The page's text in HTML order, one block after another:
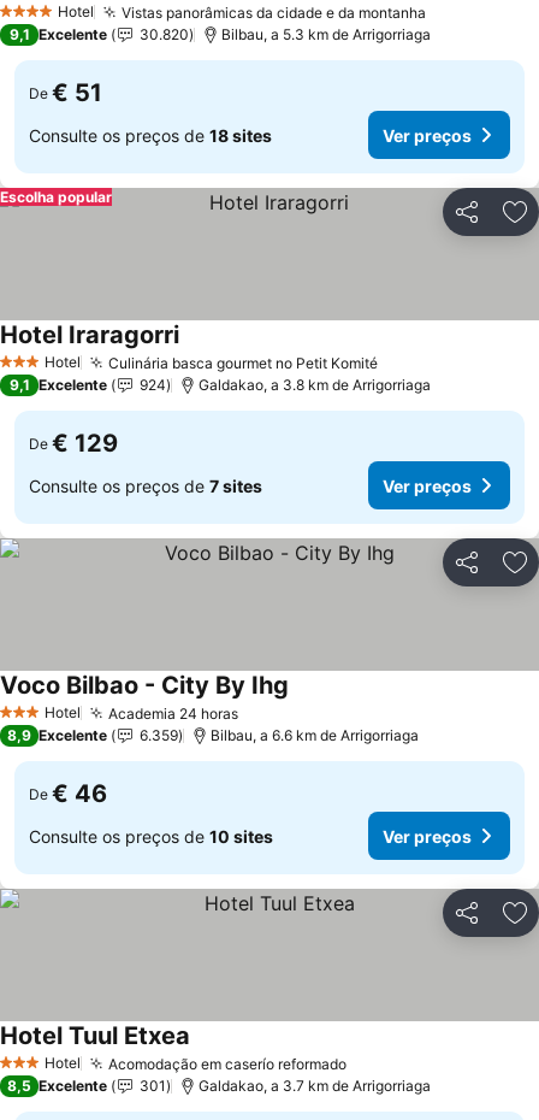
4 EstrelasHotel Vistas panorâmicas da cidade e da montanha
9,1 Excelente 30.820 Bilbau, a 5.3 km de Arrigorriaga
De € 51
Consulte os preços de 18 sites Ver preços
Partilhar
Escolha popular
3 EstrelasHotel Culinária basca gourmet no Petit KomitéVer preços
Hotel IraragorriVer preços
9,1 Excelente 924 Galdakao, a 3.8 km de Arrigorriaga
De € 129
Consulte os preços de 7 sites Ver preços
Partilhar
3 EstrelasHotel Academia 24 horasVer preços
Voco Bilbao - City By Ihg
8,9 Excelente 6.359 Bilbau, a 6.6 km de Arrigorriaga
De € 46
Consulte os preços de 10 sites Ver preços
Partilhar
3 EstrelasHotel Acomodação em caserío reformadoVer preços
Hotel Tuul Etxea
8,5 Excelente 301 Galdakao, a 3.7 km de Arrigorriaga